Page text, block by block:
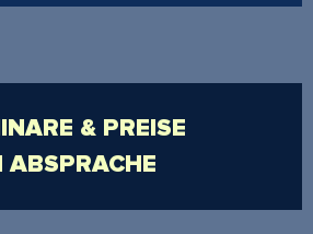
& PREISE
ABSPRACHE